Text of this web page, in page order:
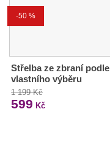
-50 %
Střelba ze zbraní podle
vlastního výběru
1 199 Kč
599 Kč